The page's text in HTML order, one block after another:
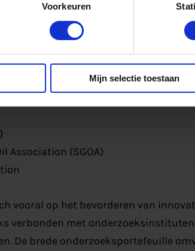
Voorkeuren
Mijn selectie toestaan
Centre (DGC)
and Scientific Association for Gas and
for Gas and Water (ÖVGW)
Association (SVGW) and
Association (SGOA)
vooral op het bevorderen van
verbonden met
De brede onderzoeksportefeuille